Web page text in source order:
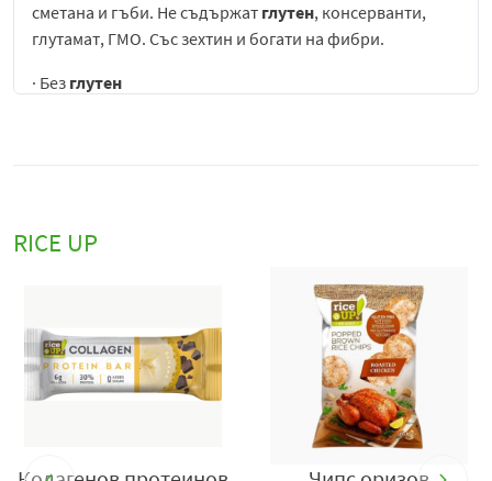
сметана и гъби. Не съдържат глутен, консерванти,
глутамат, ГМО. Със зехтин и богати на фибри.
· Без глутен
· Богат на фибри
: „НУХЕЛТ“ АД, България, гр. Пловдив
4027, бул. „Васил Априлов“ №176, тел: +359 32 393 000,
e-mail:office@rice-up.zone www.rice-up.zone.
RICE UP